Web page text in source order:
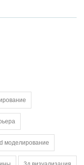
моделирование